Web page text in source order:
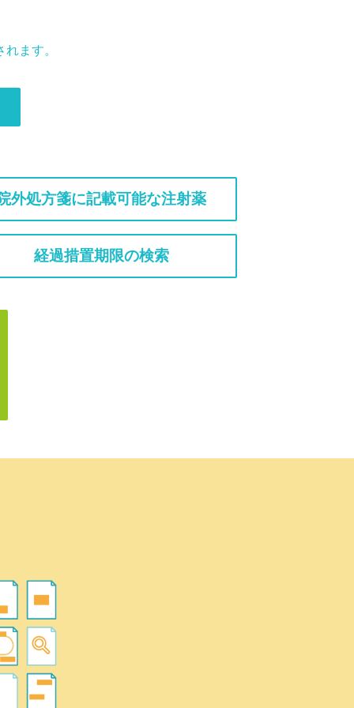
ます。
外処方箋に記載可能な注射薬
経過措置期限の検索